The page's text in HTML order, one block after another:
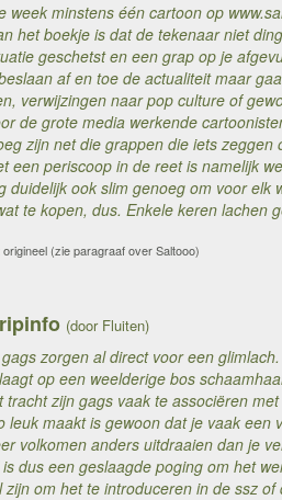
week minstens één cartoon op
het boekje is dat de tekenaar niet
geschetst en een grap op je
af en toe de actualiteit maar
verwijzingen naar pop culture of
de grote media werkende
zijn net die grappen die iets
een periscoop in de reet is namelijk
duidelijk ook slim genoeg om voor
te kopen, dus. Enkele keren lachen
(zie paragraaf over Saltooo)
(door Fluiten)
zorgen al direct voor een
op een weelderige bos
tracht zijn gags vaak te associëren
leuk maakt is gewoon dat je vaak
volkomen anders uitdraaien dan je
dus een geslaagde poging om het
zijn om het te introduceren in de ssz